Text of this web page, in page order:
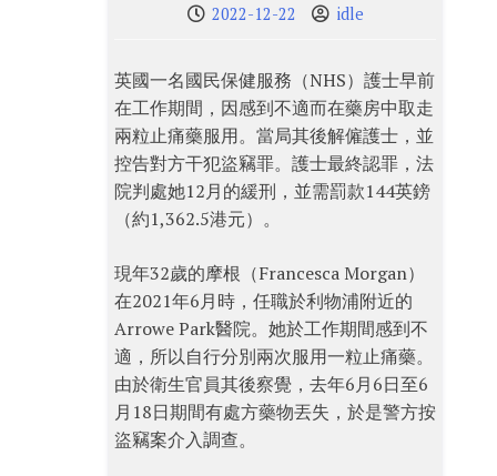
2022-12-22 idle
英國一名國民保健服務（NHS）護士早前
在工作期間，因感到不適而在藥房中取走
兩粒止痛藥服用。當局其後解僱護士，並
控告對方干犯盜竊罪。護士最終認罪，法
院判處她12月的緩刑，並需罰款144英鎊
（約1,362.5港元）。
現年32歲的摩根（Francesca Morgan）
在2021年6月時，任職於利物浦附近的
Arrowe Park醫院。她於工作期間感到不
適，所以自行分別兩次服用一粒止痛藥。
由於衛生官員其後察覺，去年6月6日至6
月18日期間有處方藥物丟失，於是警方按
盜竊案介入調查。